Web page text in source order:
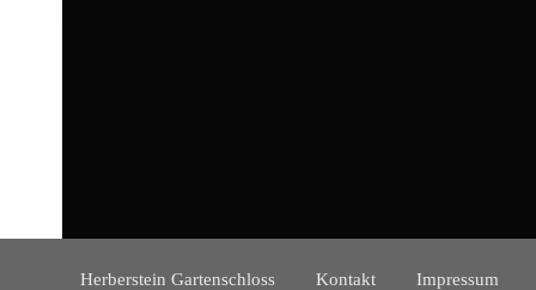
Herberstein Gartenschloss Kontakt Impressum